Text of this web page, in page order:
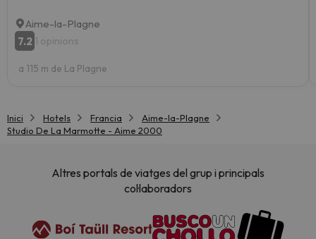
Aime-la-Plagne
7.2 1 opinions
a 115 m de La Plagne
Inici Hotels Francia
Aime-la-Plagne
Studio De La Marmotte - Aime 2000
Altres portals de viatges del grup i principals
col·laboradors